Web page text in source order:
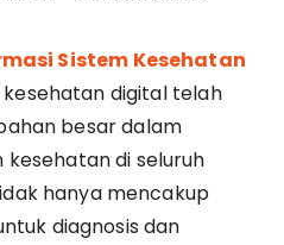
Sistem Kesehatan
kesehatan digital telah
besar dalam
di seluruh
hanya mencakup
diagnosis dan